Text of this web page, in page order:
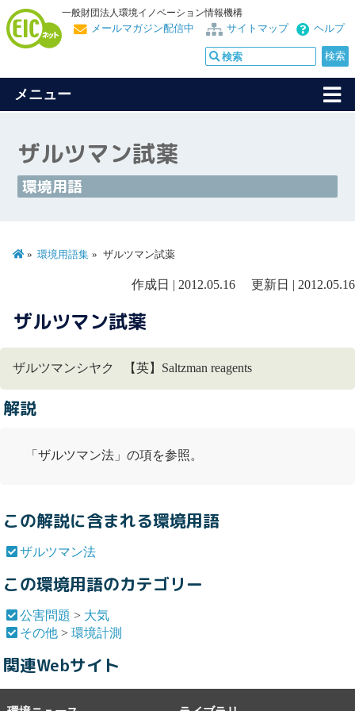
一般財団法人環境イノベーション情報機構
ヘルプ
サイトマップ
メールマガジン配信中
メニュー
ザルツマン試薬
環境用語
環境用語集 ザルツマン試薬
作成日 | 2012.05.16 更新日 | 2012.05.16
ザルツマン試薬
ザルツマンシヤク 【英】Saltzman reagents
解説
「 ザルツマン法 」の項を参照。
この解説に含まれる環境用語
ザルツマン法
この環境用語のカテゴリー
公害問題 > 大気
その他 >環境計測
関連Webサイト